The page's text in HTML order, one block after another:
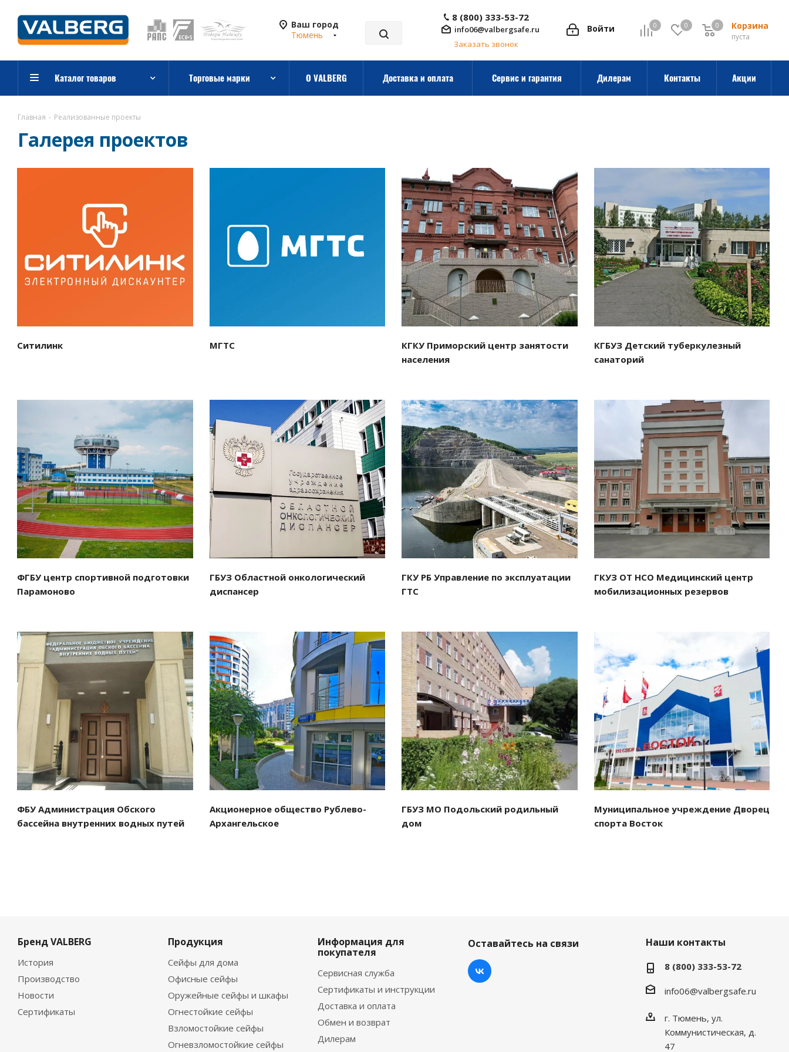
Ваш город
Тюмень
0 0 Корзина
0
пуста
0
Войти
8 (800) 333-53-72
info06@valbergsafe.ru
Заказать звонок
Каталог товаров Торговые марки О VALBERG Доставка и оплата Сервис и гарантия Дилерам Контакты Акции
Главная - Реализованные проекты
Галерея проектов
Смотреть проект
Ситилинк
Смотреть проект
МГТС
Смотреть проект
КГКУ Приморский центр занятости
населения
Смотреть проект
КГБУЗ Детский туберкулезный
санаторий
Смотреть проект
ФГБУ центр спортивной подготовки
Парамоново
Смотреть проект
ГБУЗ Областной онкологический
диспансер
Смотреть проект
ГКУ РБ Управление по эксплуатации
ГТС
Смотреть проект
ГКУЗ ОТ НСО Медицинский центр
мобилизационных резервов
Смотреть проект
ФБУ Администрация Обского
бассейна внутренних водных путей
Смотреть проект
Акционерное общество Рублево-
Архангельское
Смотреть проект
ГБУЗ МО Подольский родильный
дом
Смотреть проект
Муниципальное учреждение Дворец
спорта Восток
Бренд VALBERG
История
Производство
Новости
Сертификаты
Продукция
Сейфы для дома
Офисные сейфы
Оружейные сейфы и шкафы
Огнестойкие сейфы
Взломостойкие сейфы
Огневзломостойкие сейфы
Информация для
покупателя
Сервисная служба
Сертификаты и инструкции
Доставка и оплата
Обмен и возврат
Дилерам
Оставайтесь на связи Наши контакты
8 (800) 333-53-72
info06@valbergsafe.ru
г. Тюмень, ул.
Коммунистическая, д.
47